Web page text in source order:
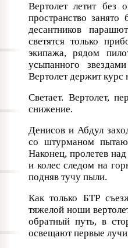
Вертолет летит без
пространство
десантников
светятся только
экипажа, рядом
усыпанного
Вертолет держит курс
Светает. Вертолет,
снижение.
Денисов и Абдул
со штурманом
Наконец, пролетев
и колес следом на
подняв тучу пыли.
Как только БТР
тяжелой ноши
обратный путь, в
освещают первые